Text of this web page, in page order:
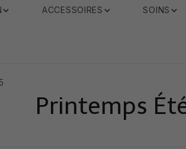
ACCESSOIRES SOINS
Printemps